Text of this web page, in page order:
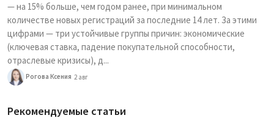
— на 15% больше, чем годом ранее, при минимальном
количестве новых регистраций за последние 14 лет. За этими
цифрами — три устойчивые группы причин: экономические
(ключевая ставка, падение покупательной способности,
отраслевые кризисы), д...
Рогова Ксения 2 авг
Рекомендуемые статьи